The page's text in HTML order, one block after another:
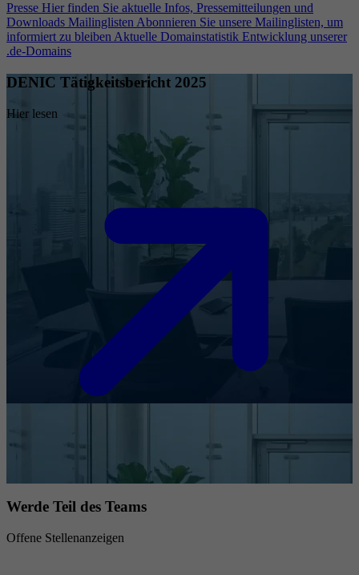
Presse Hier finden Sie aktuelle Infos, Pressemitteilungen und
Downloads Mailinglisten Abonnieren Sie unsere Mailinglisten, um
informiert zu bleiben Aktuelle Domainstatistik Entwicklung unserer
.de-Domains
DENIC Tätigkeitsbericht 2025
Hier lesen
Werde Teil des Teams
Offene Stellenanzeigen